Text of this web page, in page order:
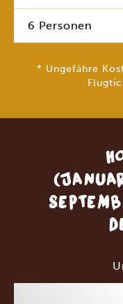
6 Personen
* Ungefähre